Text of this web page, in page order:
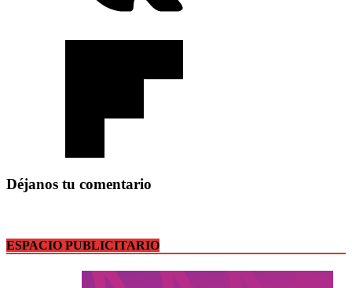
Déjanos tu comentario
ESPACIO PUBLICITARIO